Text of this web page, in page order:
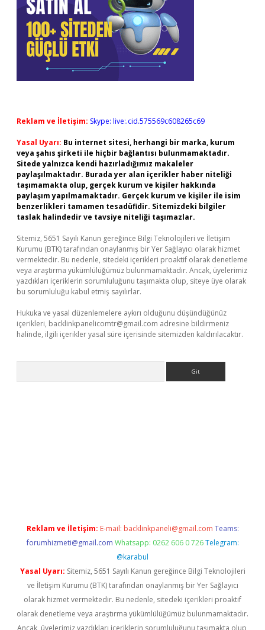
Reklam ve İletişim: Skype: live:.cid.575569c608265c69
Yasal Uyarı: Bu internet sitesi, herhangi bir marka, kurum
veya şahıs şirketi ile hiçbir bağlantısı bulunmamaktadır.
Sitede yalnızca kendi hazırladığımız makaleler
paylaşılmaktadır. Burada yer alan içerikler haber niteliği
taşımamakta olup, gerçek kurum ve kişiler hakkında
paylaşım yapılmamaktadır. Gerçek kurum ve kişiler ile isim
benzerlikleri tamamen tesadüfidir. Sitemizdeki bilgiler
taslak halindedir ve tavsiye niteliği taşımazlar.
Sitemiz, 5651 Sayılı Kanun gereğince Bilgi Teknolojileri ve İletişim
Kurumu (BTK) tarafından onaylanmış bir Yer Sağlayıcı olarak hizmet
vermektedir. Bu nedenle, sitedeki içerikleri proaktif olarak denetleme
veya araştırma yükümlülüğümüz bulunmamaktadır. Ancak, üyelerimiz
yazdıkları içeriklerin sorumluluğunu taşımakta olup, siteye üye olarak
bu sorumluluğu kabul etmiş sayılırlar.
Hukuka ve yasal düzenlemelere aykırı olduğunu düşündüğünüz
içerikleri, backlinkpanelicomtr@gmail.com adresine bildirmeniz
halinde, ilgili içerikler yasal süre içerisinde sitemizden kaldırılacaktır.
Reklam ve İletişim: E-mail: backlinkpaneli@gmail.com Teams:
forumhizmeti@gmail.com Whatsapp: 0262 606 0 726 Telegram:
@karabul
Yasal Uyarı: Sitemiz, 5651 Sayılı Kanun gereğince Bilgi Teknolojileri
ve İletişim Kurumu (BTK) tarafından onaylanmış bir Yer Sağlayıcı
olarak hizmet vermektedir. Bu nedenle, sitedeki içerikleri proaktif
olarak denetleme veya araştırma yükümlülüğümüz bulunmamaktadır.
Ancak, üyelerimiz yazdıkları içeriklerin sorumluluğunu taşımakta olup,